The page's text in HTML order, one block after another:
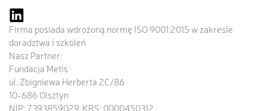
Firma posiada wdrożoną normę ISO 9001:2015 w zakresie
doradztwa i szkoleń
Nasz Partner:
Fundacja Metis
ul. Zbigniewa Herberta 2C/86
10-686 Olsztyn
NIP: 7393859029, KRS: 0000450312